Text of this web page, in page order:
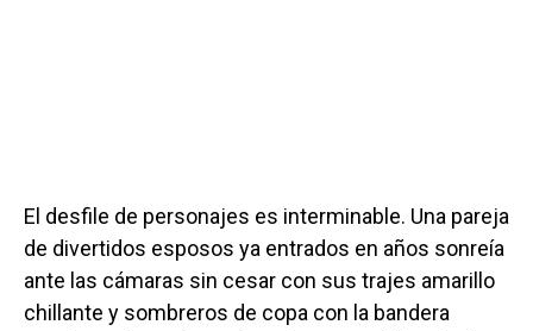
El desfile de personajes es interminable. Una pareja
de divertidos esposos ya entrados en años sonreía
ante las cámaras sin cesar con sus trajes amarillo
chillante y sombreros de copa con la bandera